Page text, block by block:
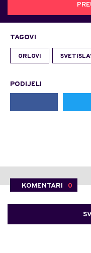
TAGOVI
ORLOVI
PODIJELI
KOMENTARI 0